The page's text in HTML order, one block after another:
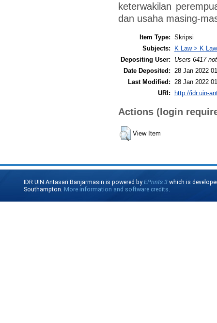
keterwakilan
dan usaha masing-
Item Type: Skripsi
Subjects:
K Law > K
Depositing User:
Users 6417
Date Deposited:
28 Jan 2022
Last Modified:
28 Jan 2022
URI: http://idr.uin-
Actions (login
View Item
IDR UIN Antasari Banjarmasin is powered byEPrints 3 which is
Southampton. More information and software credits.